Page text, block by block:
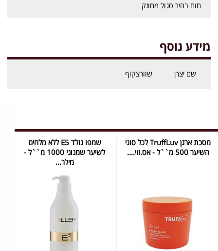
חום בהיר סגול מחוזק
מידע נוסף
שם יצרן שוורצקוף
מסכת ארגן TruffLuv לכל סוגי
השיער 500 מ``ל - אס.ווי....
שמפו גולד E5 ללא מלחים
לשיער שמנוני 1000 מ``ל -
מילר...